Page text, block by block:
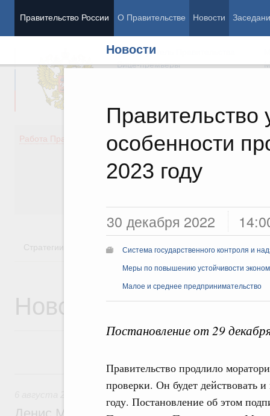
Правительство России О Правительстве Новости
Новости
Правительство
особенности
2023 году
30 декабря 2022
Система государственного контроля и
Меры по повышению устойчивости
Малое и среднее предпринимательство
Постановление от 29
Правительство продлило
проверки. Он будет действовать и
году. Постановление об этом
Председатель Правительства
Вице-премьеры
Работа Правительства
Демография
Здоровье
Культура
Стратегии Государственные программы
Новости
6 августа, четверг
Общие вопросы промышленной политики